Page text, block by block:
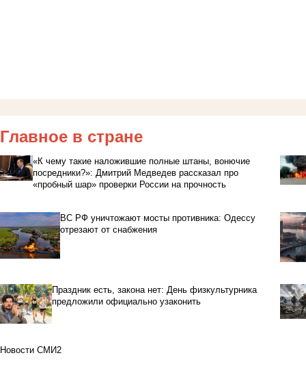
Главное в стране
«К чему такие наложившие полные штаны, вонючие
посредники?»: Дмитрий Медведев рассказал про
«пробный шар» проверки России на прочность
ВС РФ уничтожают мосты противника: Одессу
отрезают от снабжения
Праздник есть, закона нет: День физкультурника
предложили официально узаконить
Новости СМИ2